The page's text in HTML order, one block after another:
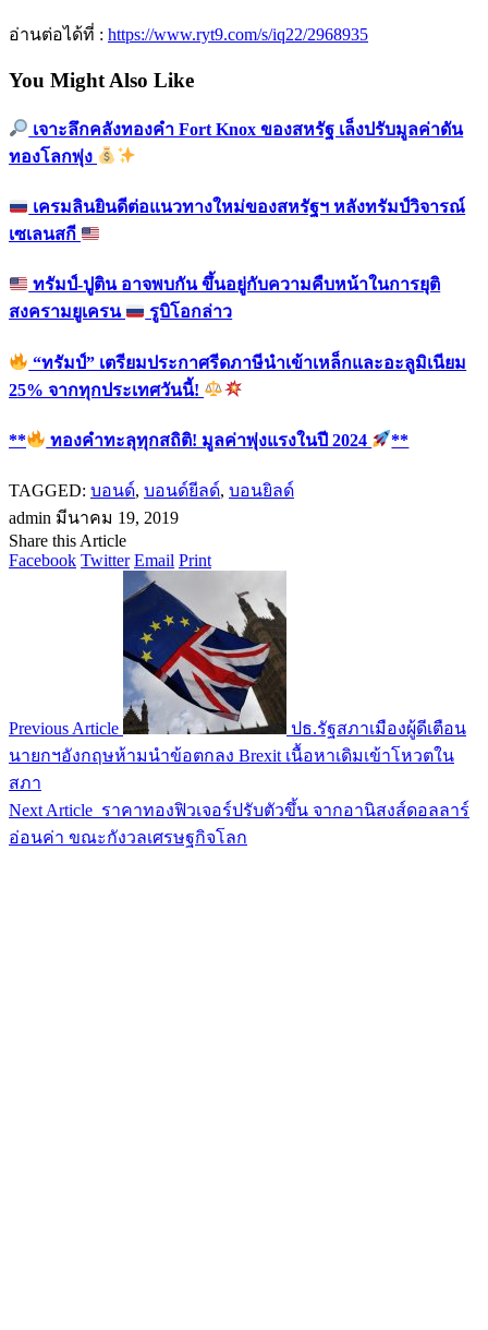
อ่านต่อได้ที่ : https://www.ryt9.com/s/iq22/2968935
You Might Also Like
เจาะลึกคลังทองคำ Fort Knox ของสหรัฐ เล็งปรับมูลค่าดัน
ทองโลกพุ่ง
เครมลินยินดีต่อแนวทางใหม่ของสหรัฐฯ หลังทรัมป์วิจารณ์
เซเลนสกี
ทรัมป์-ปูติน อาจพบกัน ขึ้นอยู่กับความคืบหน้าในการยุติ
สงครามยูเครน
รูบิโอกล่าว
“ทรัมป์” เตรียมประกาศรีดภาษีนำเข้าเหล็กและอะลูมิเนียม
25% จากทุกประเทศวันนี้!
** ทองคำทะลุทุกสถิติ! มูลค่าพุ่งแรงในปี 2024 **
TAGGED: บอนด์, บอนด์ยีลด์, บอนยิลด์
admin มีนาคม 19, 2019
Share this Article
Facebook Twitter Email Print
Previous Article
ปธ.รัฐสภาเมืองผู้ดีเตือน
นายกฯอังกฤษห้ามนำข้อตกลง Brexit เนื้อหาเดิมเข้าโหวตใน
สภา
Next Article ราคาทองฟิวเจอร์ปรับตัวขึ้น จากอานิสงส์ดอลลาร์
อ่อนค่า ขณะกังวลเศรษฐกิจโลก